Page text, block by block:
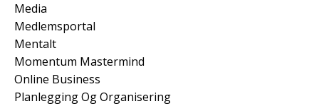
Media
Medlemsportal
Mentalt
Momentum Mastermind
Online Business
Planlegging Og Organisering